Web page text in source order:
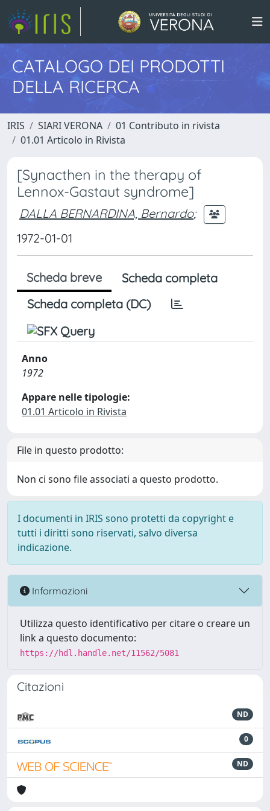
CATALOGO DEI PRODOTTI
DELLA RICERCA
IRIS SIARI VERONA
01 Contributo in rivista
01.01 Articolo in Rivista
[Synacthen in the therapy of
Lennox-Gastaut syndrome]
DALLA BERNARDINA, Bernardo;
1972-01-01
Scheda breve
Scheda completa
Scheda completa (DC)
Anno
1972
Appare nelle tipologie:
01.01 Articolo in Rivista
File in questo prodotto:
Non ci sono file associati a questo prodotto.
I documenti in IRIS sono protetti da copyright e
tutti i diritti sono riservati, salvo diversa
indicazione.
Informazioni
Utilizza questo identificativo per citare o creare un
link a questo documento:
https://hdl.handle.net/11562/5081
Citazioni
ND
0
ND